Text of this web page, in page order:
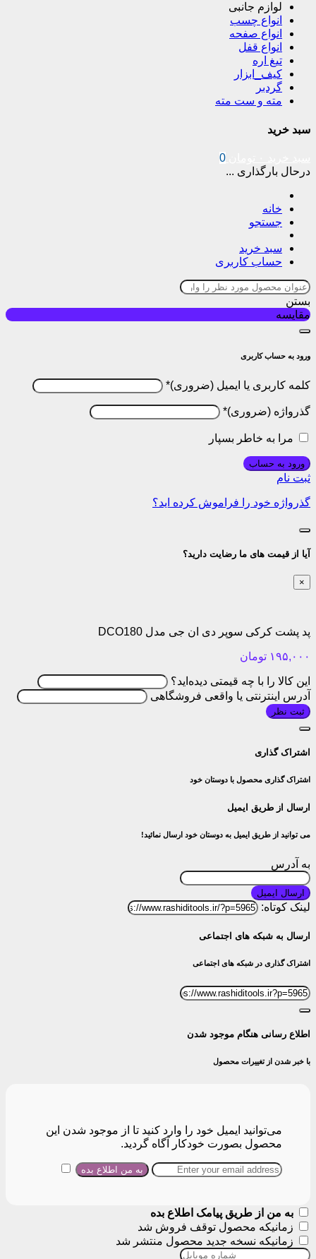
لوازم جانبی
انواع چسب
انواع صفحه
انواع قفل
تیغ اره
کیف_ابزار
گردبر
مته و ست مته
سبد خرید
0
درحال بارگذاری ...
خانه
جستجو
سبد خرید
حساب کاربری
بستن
مقایسه
ورود به حساب کاربری
کلمه کاربری یا ایمیل *
گذرواژه *
مرا به خاطر بسپار
ورود به حساب
ثبت نام
گذرواژه خود را فراموش کرده اید؟
آیا از قیمت های ما رضایت دارید؟
×
پد پشت کرکی سوپر دی ان جی مدل DCO180
۱۹۵,۰۰۰ تومان
این کالا را با چه قیمتی دیده‌اید؟
آدرس اینترنتی یا واقعی فروشگاهی
ثبت نظر
اشتراک گذاری
اشتراک گذاری محصول با دوستان خود
ارسال از طریق ایمیل
می توانید از طریق ایمیل به دوستان خود ارسال نمائید!
به آدرس
ارسال ایمیل
لینک کوتاه:
ارسال به شبکه های اجتماعی
اشتراک گذاری در شبکه های اجتماعی
اطلاع رسانی هنگام موجود شدن
با خبر شدن از تغییرات محصول
می‌توانید ایمیل خود را وارد کنید تا از موجود شدن این
محصول بصورت خودکار آگاه گردید.
به من از طریق پیامک اطلاع بده
زمانیکه محصول توقف فروش شد
زمانیکه نسخه جدید محصول منتشر شد